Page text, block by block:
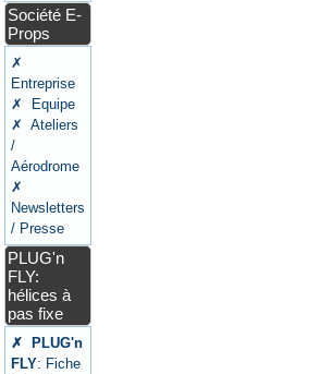
Société E-
Props
✗
Entreprise
✗ Equipe
✗ Ateliers
/
Aérodrome
✗
Newsletters
/ Presse
PLUG'n
FLY:
hélices à
pas fixe
✗ PLUG'n
FLY: Fiche